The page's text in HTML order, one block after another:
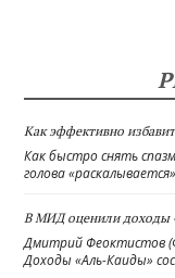
Как эффективно
Как быстро снять
голова
В МИД оценили доходы
Дмитрий Феоктистов
Доходы «Аль-Каиды»